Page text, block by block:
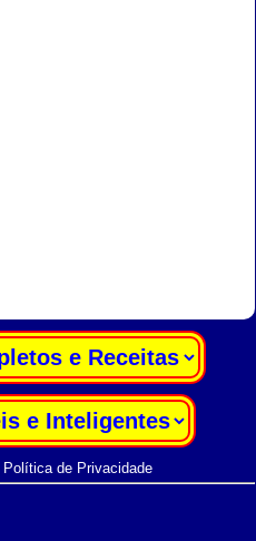
Política de Privacidade